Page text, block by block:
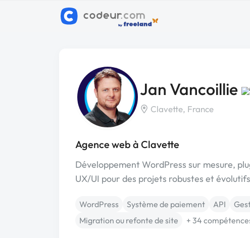
Jan Vancoillie
Clavette, France
Agence web à Clavette
Développement WordPress sur mesure,
UX/UI pour des projets robustes et
WordPress Système de paiement API
Migration ou refonte de site
+ 34